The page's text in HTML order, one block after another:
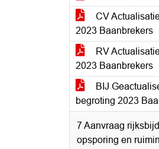
CV
2023 Baanbrekers
RV
2023 Baanbrekers
BIJ
begroting 2023
7 Aanvraag
opsporing en